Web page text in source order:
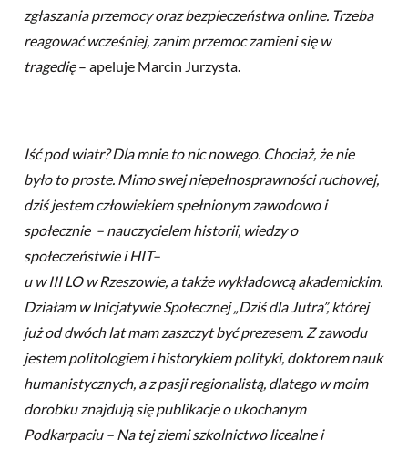
zgłaszania przemocy oraz bezpieczeństwa online. Trzeba
reagować wcześniej, zanim przemoc zamieni się w
tragedię– apeluje Marcin Jurzysta.
Iść pod wiatr? Dla mnie to nic nowego. Chociaż, że nie
było to proste. Mimo swej niepełnosprawności ruchowej,
dziś jestem człowiekiem spełnionym zawodowo i
społecznie – nauczycielem historii, wiedzy o
społeczeństwie i HIT–
u w III LO w Rzeszowie, a także wykładowcą akademickim.
Działam w Inicjatywie Społecznej „Dziś dla Jutra”, której
już od dwóch lat mam zaszczyt być prezesem. Z zawodu
jestem politologiem i historykiem polityki, doktorem nauk
humanistycznych, a z pasji regionalistą, dlatego w moim
dorobku znajdują się publikacje o ukochanym
Podkarpaciu – Na tej ziemi szkolnictwo licealne i